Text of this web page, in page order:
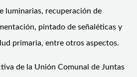
luminarias, recuperación de
pintado de señaléticas y
primaria, entre otros aspectos.
de la Unión Comunal de Juntas